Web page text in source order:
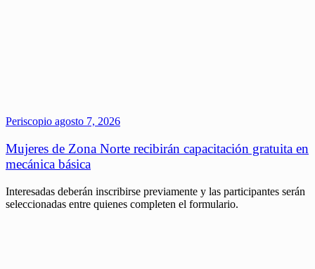
Periscopio agosto 7, 2026
Mujeres de Zona Norte recibirán capacitación gratuita en
mecánica básica
Interesadas deberán inscribirse previamente y las participantes serán
seleccionadas entre quienes completen el formulario.